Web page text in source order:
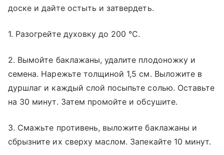
доске и дайте остыть и затвердеть.
1. Разогрейте духовку до 200 °C.
2. Вымойте баклажаны, удалите плодоножку и
семена. Нарежьте толщиной 1,5 см. Выложите в
дуршлаг и каждый слой посыпьте солью. Оставьте
на 30 минут. Затем промойте и обсушите.
3. Смажьте противень, выложите баклажаны и
сбрызните их сверху маслом. Запекайте 10 минут.